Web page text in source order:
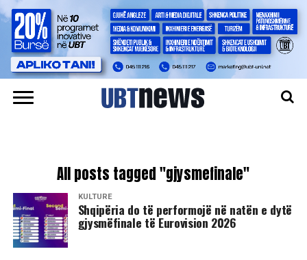
All posts tagged "gjysmefinale"
KULTURË
Shqipëria do të performojë në natën e dytë
gjysmëfinale të Eurovision 2026